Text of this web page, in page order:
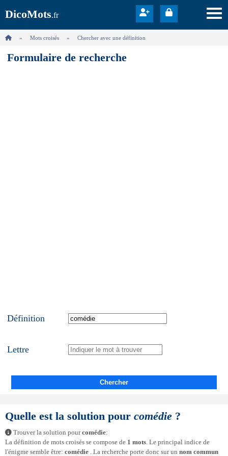
DicoMots.fr
Mots croisés Chercher avec une définition
Formulaire de recherche
Définition
Lettre
Chercher
Quelle est la solution pour comédie ?
Trouver la solution pourcomédie:
La définition de mots croisés se compose de 1 mots. Le principal indice de
l'énigme semble être: comédie . La recherche porte donc sur un nom commun